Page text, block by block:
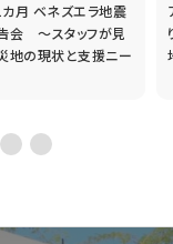
月 ベネズエラ地震
会 ～スタッフが見
地の現状と支援ニー